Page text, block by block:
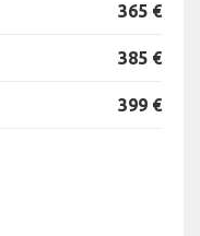
365 €
385 €
399 €